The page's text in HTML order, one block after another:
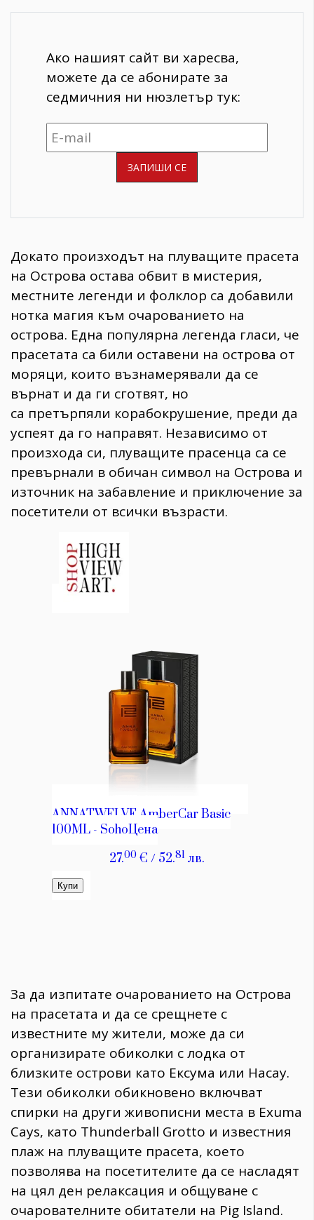
Ако нашият сайт ви харесва,
можете да се абонирате за
седмичния ни нюзлетър тук:
Докато произходът на плуващите прасета
на Острова остава обвит в мистерия,
местните легенди и фолклор са добавили
нотка магия към очарованието на
острова. Една популярна легенда гласи, че
прасетата са били оставени на острова от
моряци, които възнамерявали да се
върнат и да ги сготвят, но
са претърпяли корабокрушение, преди да
успеят да го направят. Независимо от
произхода си, плуващите прасенца са се
превърнали в обичан символ на Острова и
източник на забавление и приключение за
посетители от всички възрасти.
За да изпитате очарованието на Острова
на прасетата и да се срещнете с
известните му жители, може да си
организирате обиколки с лодка от
близките острови като Ексума или Насау.
Тези обиколки обикновено включват
спирки на други живописни места в Exuma
Cays, като Thunderball Grotto и известния
плаж на плуващите прасета, което
позволява на посетителите да се насладят
на цял ден релаксация и общуване с
очарователните обитатели на Pig Island.